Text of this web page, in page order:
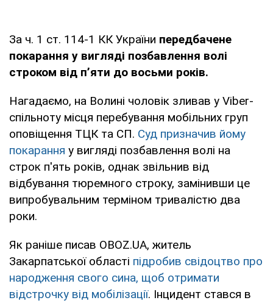
За ч. 1 ст. 114-1 КК України передбачене
покарання у вигляді позбавлення волі
строком від п’яти до восьми років.
Нагадаємо, на Волині чоловік зливав у Viber-
спільноту місця перебування мобільних груп
оповіщення ТЦК та СП. Суд призначив йому
покарання у вигляді позбавлення волі на
строк п'ять років, однак звільнив від
відбування тюремного строку, замінивши це
випробувальним терміном тривалістю два
роки.
Як раніше писав OBOZ.UA, житель
Закарпатської області підробив свідоцтво про
народження свого сина, щоб отримати
відстрочку від мобілізації. Інцидент стався в